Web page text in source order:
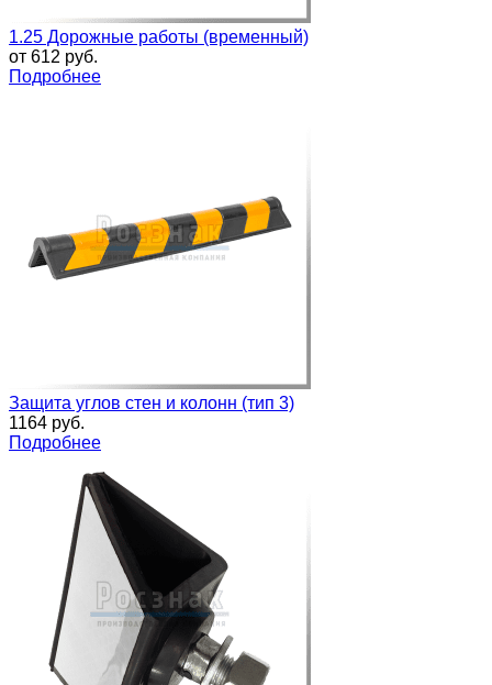
1.25 Дорожные работы (временный)
от 612 руб.
Подробнее
Защита углов стен и колонн (тип 3)
1164 руб.
Подробнее